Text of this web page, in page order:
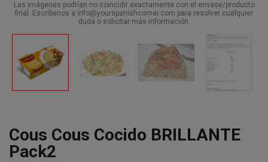
Las imágenes podrían no coincidir exactamente con el envase/producto
final. Escríbenos a info@yourspanishcorner.com para resolver cualquier
duda o solicitar más información.
Cous Cous Cocido BRILLANTE
Pack2